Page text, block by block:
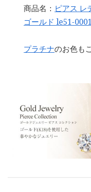
商品名： ピアス レ
ゴールド le51-
プラチナのお色も